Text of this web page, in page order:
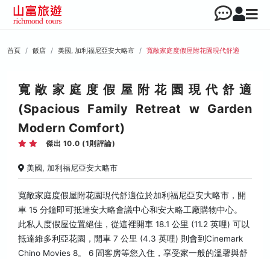
首頁 飯店 美國, 加利福尼亞安大略市 寬敞家庭度假屋附花園現代舒適
寬敞家庭度假屋附花園現代舒適
(Spacious Family Retreat w Garden
Modern Comfort)
傑出 10.0 (1則評論)
美國, 加利福尼亞安大略市
寬敞家庭度假屋附花園現代舒適位於加利福尼亞安大略市，開
車 15 分鐘即可抵達安大略會議中心和安大略工廠購物中心。
此私人度假屋位置絕佳，從這裡開車 18.1 公里 (11.2 英哩) 可以
抵達維多利亞花園，開車 7 公里 (4.3 英哩) 則會到Cinemark
Chino Movies 8。 6 間客房等您入住，享受家一般的溫馨與舒